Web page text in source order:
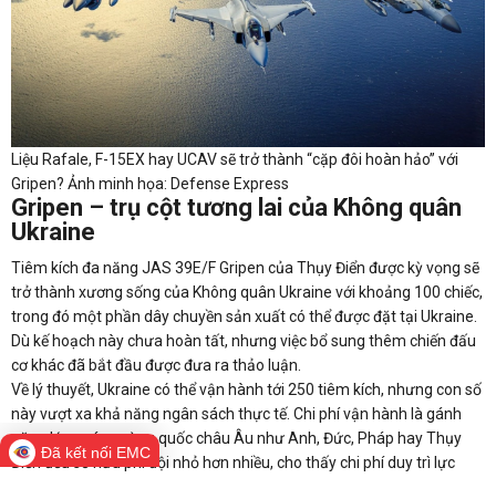
Liệu Rafale, F-15EX hay UCAV sẽ trở thành “cặp đôi hoàn hảo” với
Gripen? Ảnh minh họa: Defense Express
Gripen – trụ cột tương lai của Không quân
Ukraine
Tiêm kích đa năng JAS 39E/F Gripen của Thụy Điển được kỳ vọng sẽ
trở thành xương sống của Không quân Ukraine với khoảng 100 chiếc,
trong đó một phần dây chuyền sản xuất có thể được đặt tại Ukraine.
Dù kế hoạch này chưa hoàn tất, nhưng việc bổ sung thêm chiến đấu
cơ khác đã bắt đầu được đưa ra thảo luận.
Về lý thuyết, Ukraine có thể vận hành tới 250 tiêm kích, nhưng con số
này vượt xa khả năng ngân sách thực tế. Chi phí vận hành là gánh
nặng lớn - các cường quốc châu Âu như Anh, Đức, Pháp hay Thụy
Điển đều sở hữu phi đội nhỏ hơn nhiều, cho thấy chi phí duy trì lực
Đã kết nối EMC